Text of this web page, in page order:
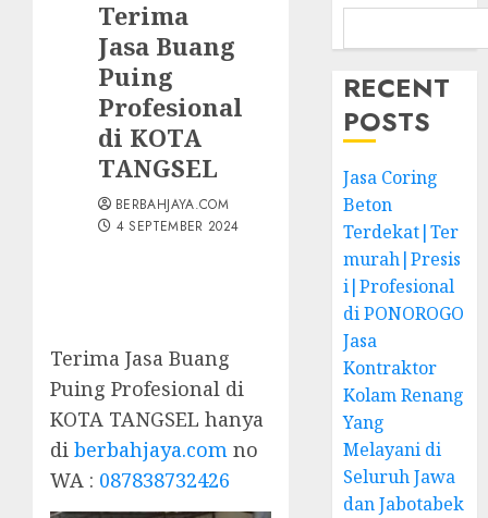
Terima
Jasa Buang
Puing
Profesional
di KOTA
TANGSEL
BERBAHJAYA.COM
4 SEPTEMBER 2024
Terima Jasa Buang
Puing Profesional di
KOTA TANGSEL hanya
di berbahjaya.com no
WA : 087838732426
RECENT
POSTS
Jasa Coring
Beton
Terdekat|Ter
murah|Presis
i|Profesional
di PONOROGO
Jasa
Kontraktor
Kolam Renang
Yang
Melayani di
Seluruh Jawa
dan Jabotabek